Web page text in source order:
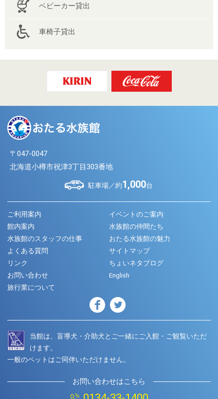
ベビーカー貸出
車椅子貸出
〒047-0047
北海道小樽市祝津3丁目303番地
駐車場／約1,000台
ご利用案内
イベントのご案内
館内案内
水族館の仲間たち
水族館のスタッフの仕事
おたる水族館の魅力
よくある質問
サイトマップ
リンク
ちょいネタブログ
お問い合わせ
English
旅行業について
当館は、盲導犬・介助犬とご一緒にご入館・ご観覧いただ
けます。
一般のペットはご同伴いただけません。
お問い合わせはこちら